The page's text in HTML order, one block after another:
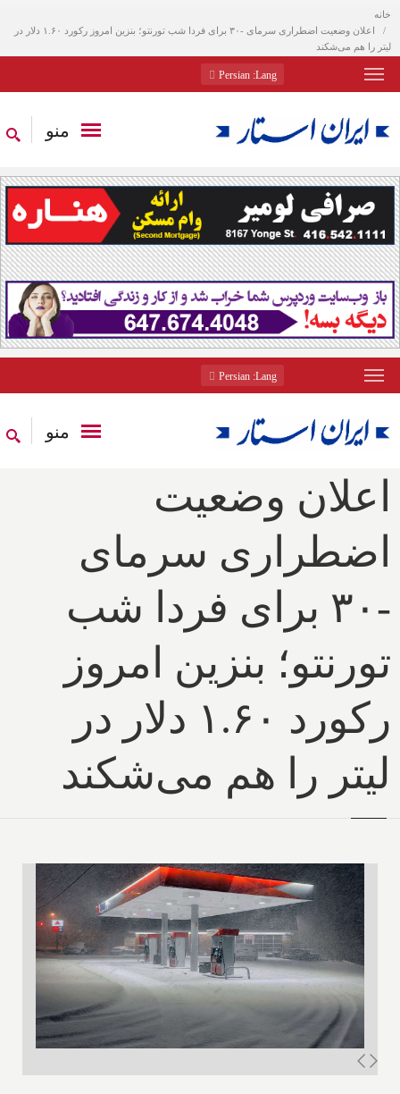
خانه
اعلان وضعیت اضطراری سرمای -۳۰ برای فردا شب تورنتو؛ بنزین امروز رکورد ۱.۶۰ دلار در
لیتر را هم می‌شکند
Lang
: Persian
منو
Lang
: Persian
منو
اعلان وضعیت
اضطراری سرمای
-۳۰ برای فردا شب
تورنتو؛ بنزین امروز
رکورد ۱.۶۰ دلار در
لیتر را هم می‌شکند